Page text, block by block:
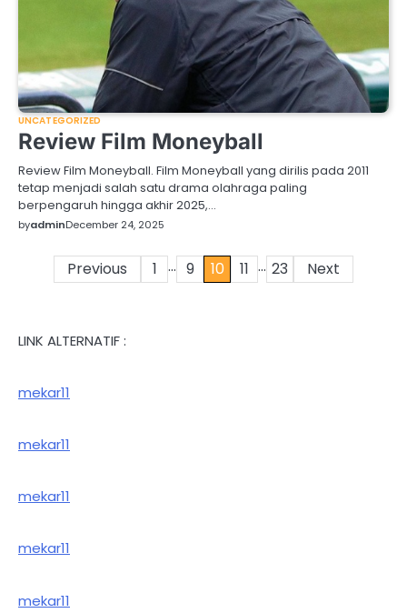
UNCATEGORIZED
Review Film Moneyball
Review Film Moneyball. Film Moneyball yang dirilis pada 2011
tetap menjadi salah satu drama olahraga paling
berpengaruh hingga akhir 2025,…
byadminDecember 24, 2025
PostsPrevious 1 … 9 10 11 … 23 Next
LINK ALTERNATIF :
mekar11
mekar11
mekar11
mekar11
mekar11